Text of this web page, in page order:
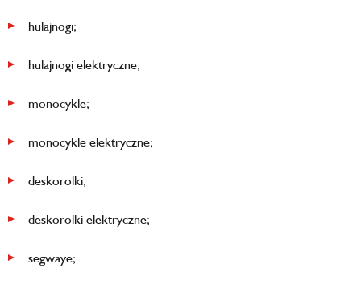
hulajnogi;
hulajnogi elektryczne;
monocykle;
monocykle elektryczne;
deskorolki;
deskorolki elektryczne;
segwaye;